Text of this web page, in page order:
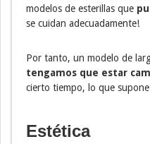
modelos de esterillas que
se cuidan adecuadamente!
Por tanto, un modelo de
tengamos que estar
cierto tiempo, lo que
Estética